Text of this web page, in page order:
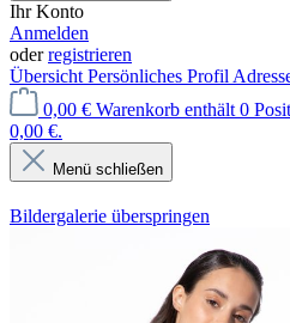
Ihr Konto
Anmelden
oderregistrieren
Übersicht Persönliches Profil
0,00 € Warenkorb enthält 0
0,00 €.
Menü schließen
Bildergalerie überspringen